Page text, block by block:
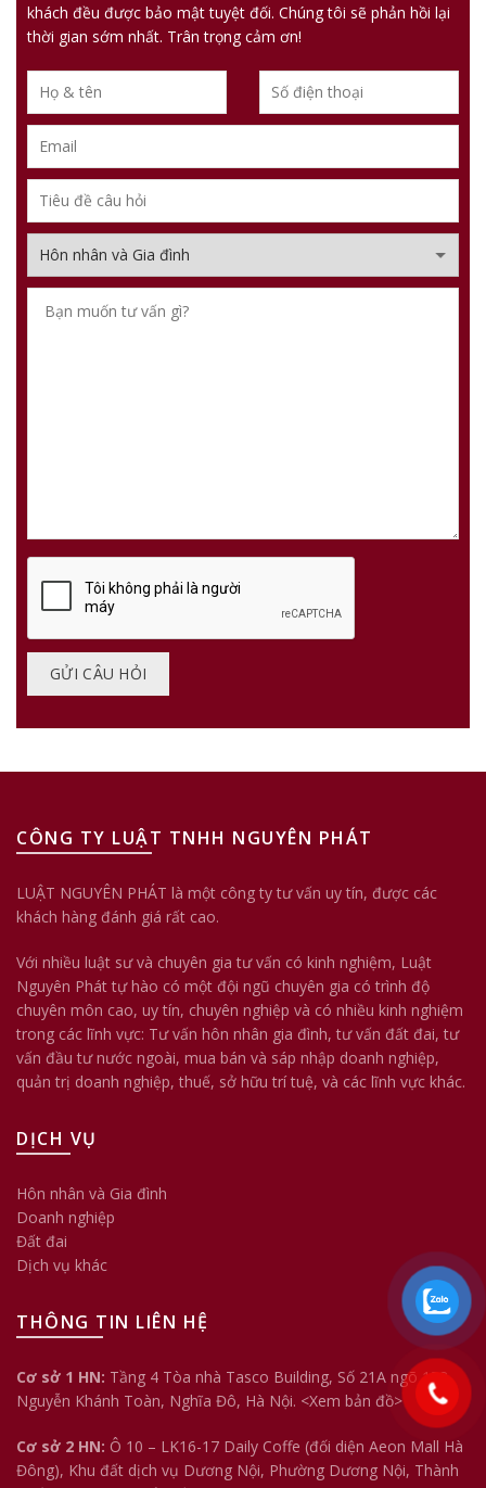
khách đều được bảo mật tuyệt đối. Chúng tôi sẽ phản hồi lại
thời gian sớm nhất. Trân trọng cảm ơn!
CÔNG TY LUẬT TNHH NGUYÊN PHÁT
LUẬT NGUYÊN PHÁT là một công ty tư vấn uy tín, được các
khách hàng đánh giá rất cao.
Với nhiều luật sư và chuyên gia tư vấn có kinh nghiệm, Luật
Nguyên Phát tự hào có một đội ngũ chuyên gia có trình độ
chuyên môn cao, uy tín, chuyên nghiệp và có nhiều kinh nghiệm
trong các lĩnh vực: Tư vấn hôn nhân gia đình, tư vấn đất đai, tư
vấn đầu tư nước ngoài, mua bán và sáp nhập doanh nghiệp,
quản trị doanh nghiệp, thuế, sở hữu trí tuệ, và các lĩnh vực khác.
DỊCH VỤ
Hôn nhân và Gia đình
Doanh nghiệp
Đất đai
Dịch vụ khác
THÔNG TIN LIÊN HỆ
Cơ sở 1 HN: Tầng 4 Tòa nhà Tasco Building, Số 21A ngõ 158
Nguyễn Khánh Toàn, Nghĩa Đô, Hà Nội. <Xem bản đồ>
Cơ sở 2 HN: Ô 10 – LK16-17 Daily Coffe (đối diện Aeon Mall Hà
Đông), Khu đất dịch vụ Dương Nội, Phường Dương Nội, Thành